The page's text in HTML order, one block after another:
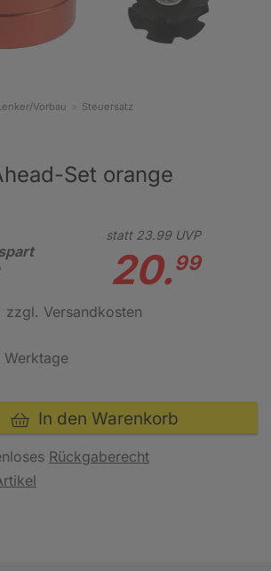
Vorbau Steuersatz
Set orange
statt 23.99UVP
20.99
zzgl. Versandkosten
In den Warenkorb
Rückgaberecht